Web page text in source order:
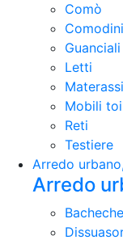
Comò
Comodini
Guanciali
Letti
Materassi
Mobili
Reti
Testiere
Arredo
Arredo
Bacheche